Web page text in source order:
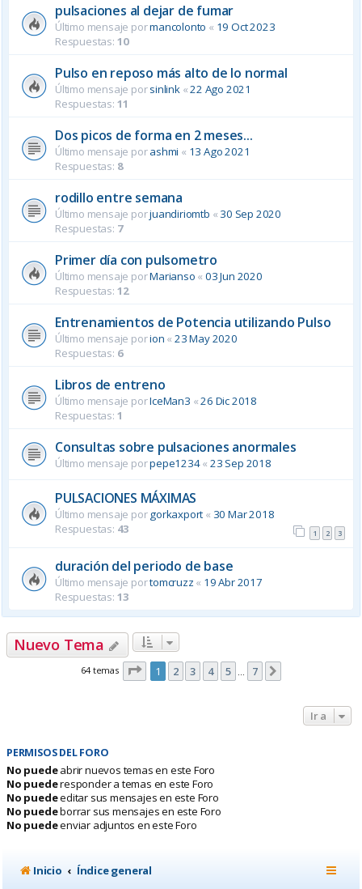
pulsaciones al dejar de fumar
Último mensaje pormancolonto « 19 Oct 2023
Respuestas: 10
Pulso en reposo más alto de lo normal
Último mensaje porsinlink«22 Ago 2021
Respuestas: 11
Dos picos de forma en 2 meses...
Último mensaje porashmi « 13 Ago 2021
Respuestas: 8
rodillo entre semana
Último mensaje porjuandiriomtb « 30 Sep 2020
Respuestas: 7
Primer día con pulsometro
Último mensaje porMarianso «03 Jun 2020
Respuestas: 12
Entrenamientos de Potencia utilizando Pulso
Último mensaje porion «23 May 2020
Respuestas: 6
Libros de entreno
Último mensaje porIceMan3 «26 Dic 2018
Respuestas: 1
Consultas sobre pulsaciones anormales
Último mensaje porpepe1234«23 Sep 2018
PULSACIONES MÁXIMAS
Último mensaje porgorkaxport « 30 Mar 2018
Respuestas: 43 1 2 3
duración del periodo de base
Último mensaje portomcruzz « 19 Abr 2017
Respuestas: 13
Nuevo Tema
64 temas Página de 7
1 2 3 4 5 7
Ir a
PERMISOS DEL FORO
No puedeabrir nuevos temas en este Foro
No puederesponder a temas en este Foro
No puedeeditar sus mensajes en este Foro
No puedeborrar sus mensajes en este Foro
No puedeenviar adjuntos en este Foro
Inicio Índice general